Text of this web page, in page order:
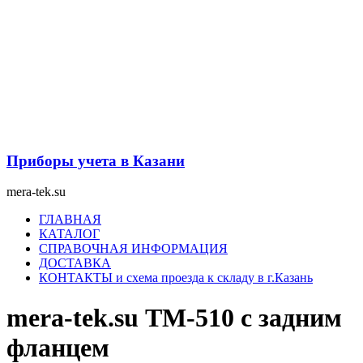
Приборы учета в Казани
mera-tek.su
МенюГЛАВНАЯ
КАТАЛОГ
СПРАВОЧНАЯ ИНФОРМАЦИЯ
ДОСТАВКА
КОНТАКТЫ и схема проезда к складу в г.Казань
mera-tek.su ТМ-510 с задним
фланцем